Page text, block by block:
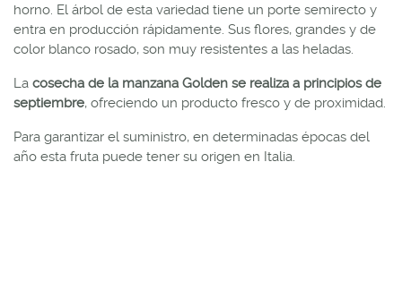
horno. El árbol de esta variedad tiene un porte semirecto y
entra en producción rápidamente. Sus flores, grandes y de
color blanco rosado, son muy resistentes a las heladas.
La cosecha de la manzana Golden se realiza a principios de
septiembre, ofreciendo un producto fresco y de proximidad.
Para garantizar el suministro, en determinadas épocas del
año esta fruta puede tener su origen en Italia.